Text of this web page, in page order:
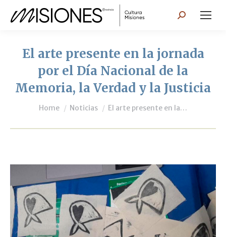
Search:
El arte presente en la jornada
por el Día Nacional de la
Memoria, la Verdad y la Justicia
You are here:
Home Noticias El arte presente en la…